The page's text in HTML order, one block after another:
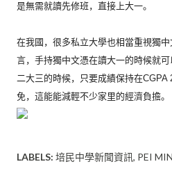
是無需就讀先修班， 直接上大一。
在我國，很多私立大學也相當重視獨中
言， 手持獨中文憑在讀大一的時候就可
二大三的時候，只要成績保持在
免，這能能減輕不少家里的經濟負擔。
LABELS: 培民中學新聞資訊 PEI